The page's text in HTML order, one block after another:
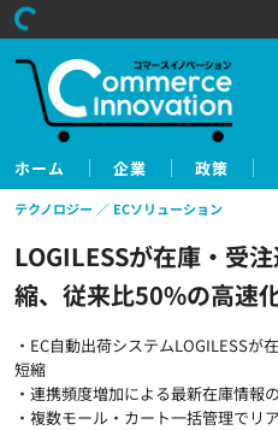
ホーム 企業 政策
LOGILESSが在庫・受
縮、従来比50%の高速
・EC自動出荷システムLOGILESS
短縮
・連携頻度増加による最新在庫情報
・複数モール・カート一括管理でリ
テクノロジー ECソリューション